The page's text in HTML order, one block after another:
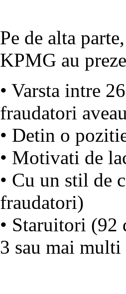
Pe de alta
KPMG au
• Varsta intre
fraudatori
• Detin o
• Motivati de
• Cu un stil de
fraudatori)
• Staruitori (92
3 sau mai multi